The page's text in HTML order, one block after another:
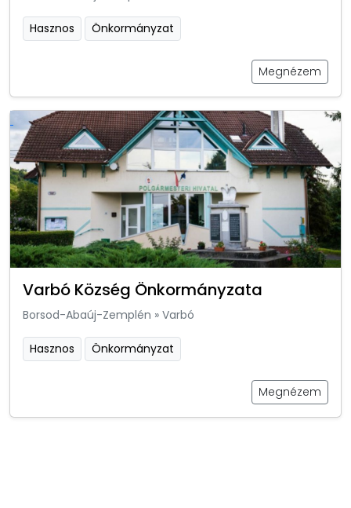
Hasznos Önkormányzat
Megnézem
Varbó Község Önkormányzata
Borsod-Abaúj-Zemplén » Varbó
Hasznos Önkormányzat
Megnézem